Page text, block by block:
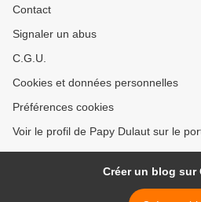
Contact
Signaler un abus
C.G.U.
Cookies et données personnelles
Préférences cookies
Voir le profil de Papy Dulaut sur le
Créer un blog sur